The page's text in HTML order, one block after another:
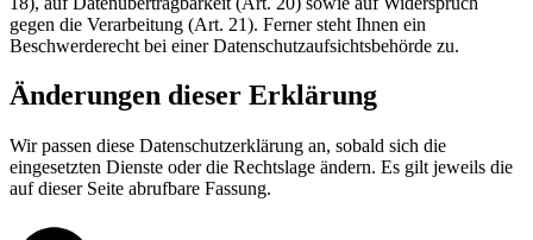
gegen die Verarbeitung (Art. 21). Ferner steht Ihnen ein
Beschwerderecht bei einer Datenschutzaufsichtsbehörde zu.
Änderungen dieser Erklärung
Wir passen diese Datenschutzerklärung an, sobald sich die
eingesetzten Dienste oder die Rechtslage ändern. Es gilt jeweils die
auf dieser Seite abrufbare Fassung.